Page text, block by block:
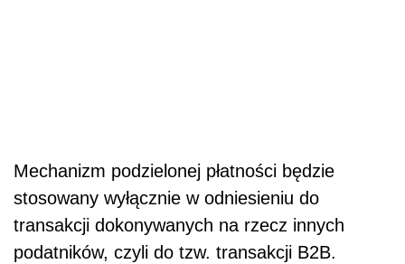
Mechanizm podzielonej płatności będzie
stosowany wyłącznie w odniesieniu do
transakcji dokonywanych na rzecz innych
podatników, czyli do tzw. transakcji B2B.